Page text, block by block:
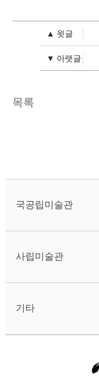
▲ 윗글
▼ 아랫글
목록
국공립미술관
사립미술관
기타